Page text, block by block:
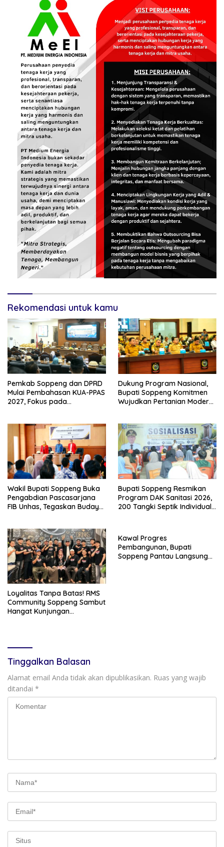
Rekomendasi untuk kamu
Pemkab Soppeng dan DPRD
Mulai Pembahasan KUA-PPAS
2027, Fokus pada
Dukung Program Nasional,
Bupati Soppeng Komitmen
Wujudkan Pertanian Modern
Wakil Bupati Soppeng Buka
Pengabdian Pascasarjana
FIB Unhas, Tegaskan Budaya
Bupati Soppeng Resmikan
Program DAK Sanitasi 2026,
200 Tangki Septik Individual
Loyalitas Tanpa Batas! RMS
Community Soppeng Sambut
Hangat Kunjungan
Kawal Progres
Pembangunan, Bupati
Soppeng Pantau Langsung
Tinggalkan Balasan
Alamat email Anda tidak akan dipublikasikan. Ruas yang wajib
ditandai *